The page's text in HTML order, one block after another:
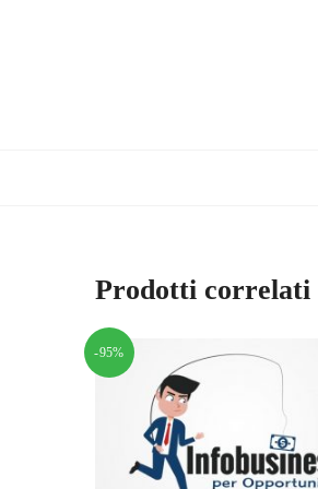
Prodotti correlati
-95%